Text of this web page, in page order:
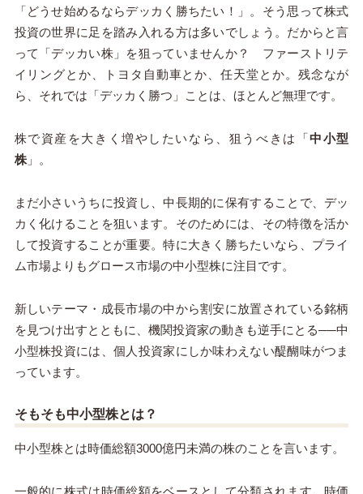
「どうせ始めるならデッカく勝ちたい！」。そう思って株式
投資の世界に足を踏み入れる方は多いでしょう。だからと言
って「デッカい株」を狙っていませんか？ ファーストリテ
イリングとか、トヨタ自動車とか、任天堂とか。残念なが
ら、それでは「デッカく勝つ」ことは、ほとんど無理です。
株で資産を大きく増やしたいなら、狙うべきは「中小型
株」。
まだ小さいうちに投資し、中長期的に保有することで、デッ
カく化けることを狙います。そのためには、その特徴を活か
して投資することが重要。特に大きく勝ちたいなら、プライ
ム市場よりもグロース市場の中小型株に注目です。
新しいテーマ・成長市場の中から割安に放置されている銘柄
を見つけ出すとともに、機関投資家の動きも逆手にとる──中
小型株投資には、個人投資家にしか味わえない醍醐味がつま
っています。
そもそも中小型株とは？
中小型株とは時価総額3000億円未満の株のことを言います。
一般的に株式は時価総額をベースとして分類されます。時価